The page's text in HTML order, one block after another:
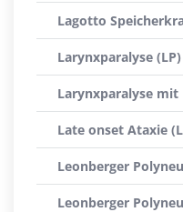
Lagotto
Larynxparalyse (LP)
Larynxparalyse mit
Late onset Ataxie
Leonberger
Leonberger